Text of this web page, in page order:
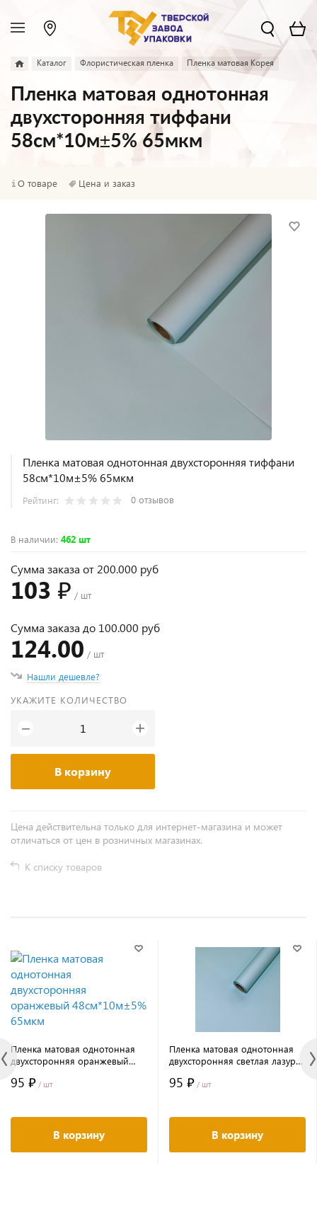
Каталог Флористическая пленка Пленка матовая Корея
Пленка матовая однотонная
двухсторонняя тиффани
58см*10м±5% 65мкм
О товаре Цена и заказ
Пленка матовая однотонная двухсторонняя тиффани
58см*10м±5% 65мкм
Рейтинг: 0 отзывов
В наличии: 462 шт
Сумма заказа от 200.000 руб
103 ₽ / шт
Сумма заказа до 100.000 руб
124.00 / шт
Нашли дешевле?
УКАЖИТЕ КОЛИЧЕСТВО
− +
В корзину
Цена действительна только для интернет-магазина и может
отличаться от цен в розничных магазинах.
К списку товаров
Пленка матовая однотонная
двухсторонняя оранжевый
95 ₽ / шт
В корзину
Пленка матовая однотонная
двухсторонняя светлая лазурь
95 ₽ / шт
В корзину